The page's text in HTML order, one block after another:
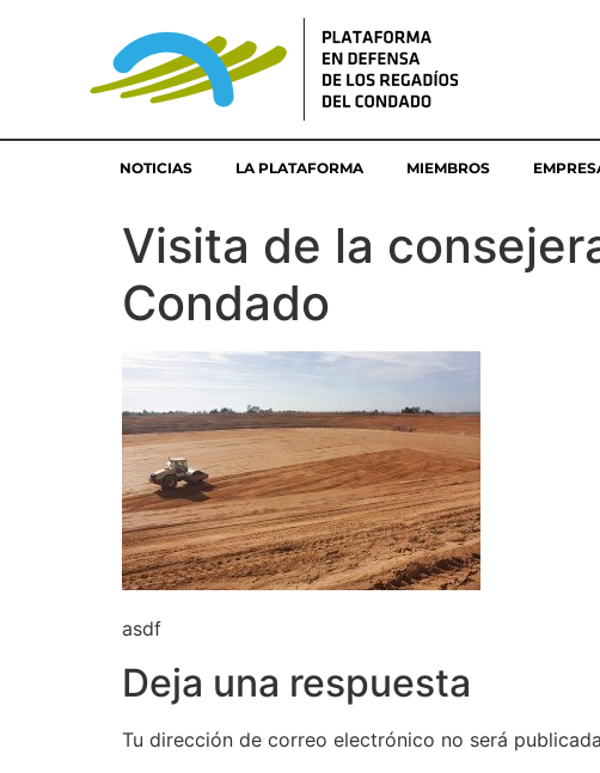
NOTICIAS LA PLATAFORMA MIEMBROS
Visita de la
Condado
asdf
Deja una respuesta
Tu dirección de correo electrónico no será